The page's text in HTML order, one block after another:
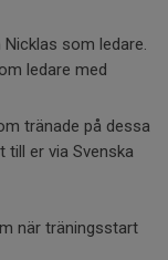
som ledare.
ledare med
tränade på dessa
till er via Svenska
när träningsstart